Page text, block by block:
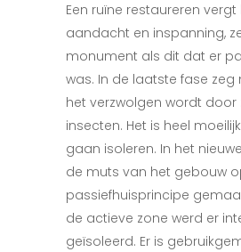
Een ruïne restaureren vergt
aandacht en inspanning,
monument als dit dat er
was. In de laatste fase
het verzwolgen wordt
insecten. Het is heel
gaan isoleren. In het
de muts van het gebouw
passiefhuisprincipe
de actieve zone werd er
geïsoleerd. Er is